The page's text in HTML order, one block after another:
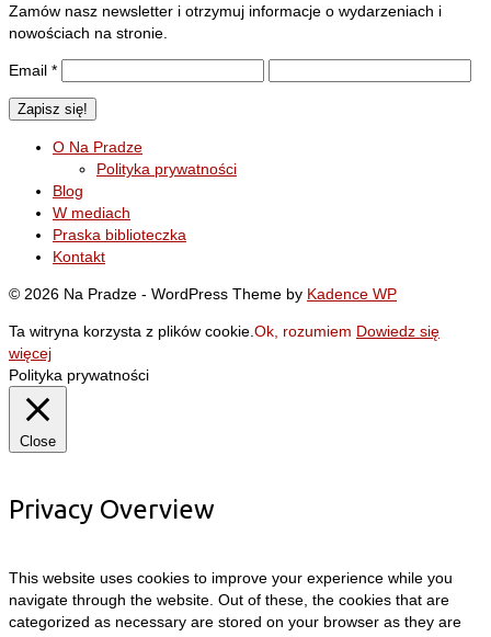
Zamów nasz newsletter i otrzymuj informacje o wydarzeniach i
nowościach na stronie.
Email *
O Na Pradze
Polityka prywatności
Blog
W mediach
Praska biblioteczka
Kontakt
© 2026 Na Pradze - WordPress Theme by Kadence WP
Ta witryna korzysta z plików cookie. Ok, rozumiem Dowiedz się
więcej
Polityka prywatności
Close
Privacy Overview
This website uses cookies to improve your experience while you
navigate through the website. Out of these, the cookies that are
categorized as necessary are stored on your browser as they are